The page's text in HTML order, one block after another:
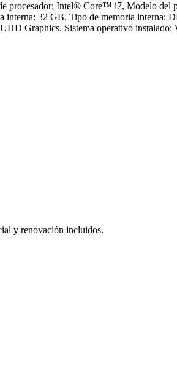
procesador: Intel® Core™ i7, Modelo del
32 GB, Tipo de memoria interna:
Graphics. Sistema operativo
y renovación incluidos.